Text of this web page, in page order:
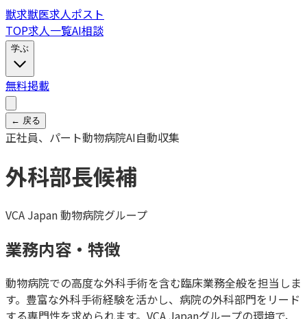
獣求獣医求人ポスト
TOP求人一覧AI相談
学ぶ
無料掲載
← 戻る
正社員、パート動物病院AI自動収集
外科部長候補
VCA Japan 動物病院グループ
業務内容・特徴
動物病院での高度な外科手術を含む臨床業務全般を担当しま
す。豊富な外科手術経験を活かし、病院の外科部門をリード
する専門性を求められます。VCA Japanグループの環境で、